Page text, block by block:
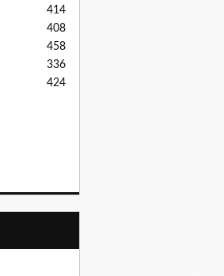
414
408
458
336
424